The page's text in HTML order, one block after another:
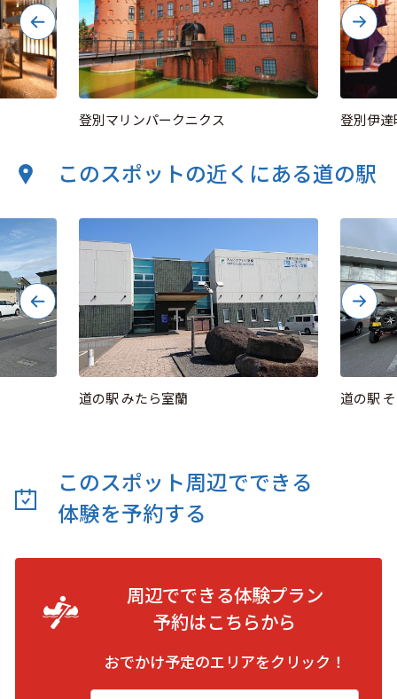
登別マリンパークニクス 登別伊
このスポットの近くにある道の駅
道の駅 みたら室蘭 道の駅
このスポット周辺でできる
体験を予約する
周辺でできる体験プラン
予約はこちらから
おでかけ予定のエリアをクリック！